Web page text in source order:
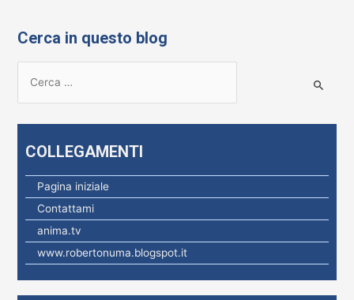
Cerca in questo blog
:
COLLEGAMENTI
Pagina iniziale
Contattami
anima.tv
www.robertonuma.blogspot.it